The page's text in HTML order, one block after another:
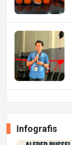
Infografis